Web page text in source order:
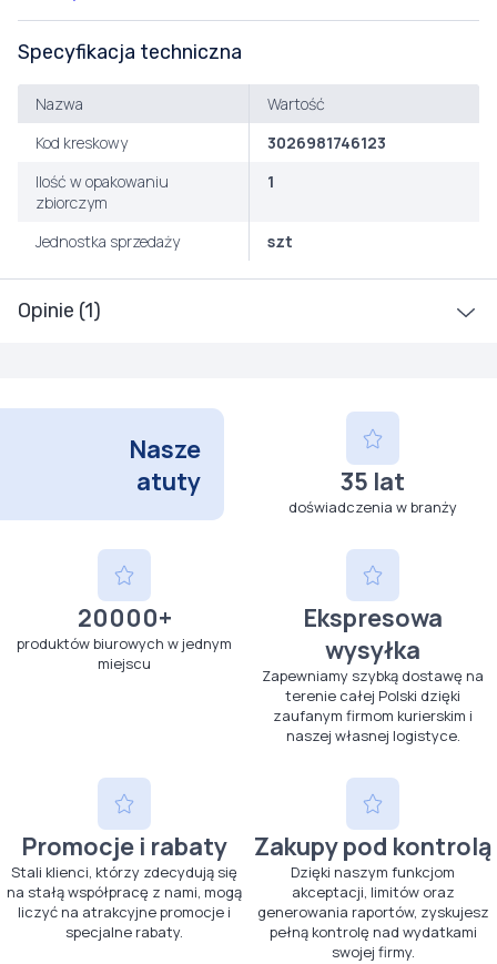
Opinie (1)
Specyfikacja techniczna
Nazwa
Wartość
Kod kreskowy
3026981746123
Ilość w opakowaniu
zbiorczym
1
Jednostka sprzedaży szt
Nasze
atuty
35 lat
doświadczenia w branży
20000+
produktów biurowych w jednym
miejscu
Ekspresowa
wysyłka
Zapewniamy szybką dostawę na
terenie całej Polski dzięki
zaufanym firmom kurierskim i
naszej własnej logistyce.
Promocje i rabaty
Stali klienci, którzy zdecydują się
na stałą współpracę z nami, mogą
liczyć na atrakcyjne promocje i
specjalne rabaty.
Zakupy pod kontrolą
Dzięki naszym funkcjom
akceptacji, limitów oraz
generowania raportów, zyskujesz
pełną kontrolę nad wydatkami
swojej firmy.